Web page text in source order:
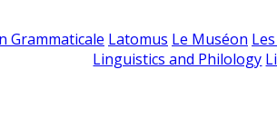
Grammaticale Latomus Le Muséon
Linguistics and Philology